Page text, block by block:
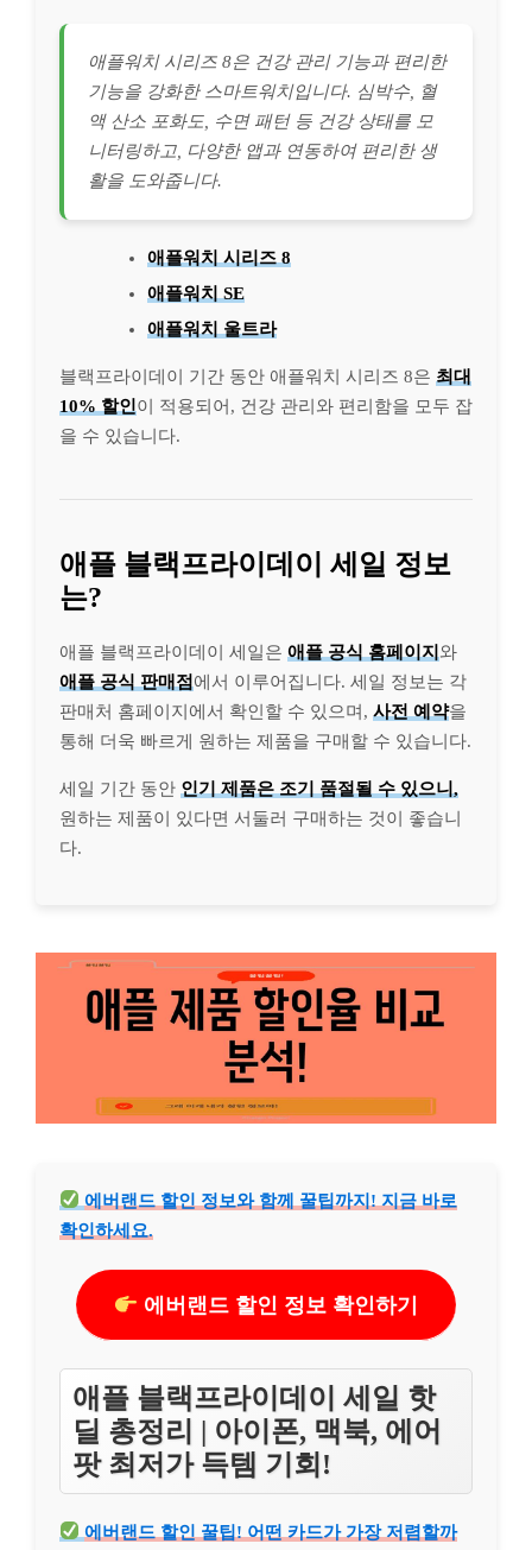
애플워치 시리즈 8은 건강 관리 기능과 편리한
기능을 강화한 스마트워치입니다. 심박수, 혈
액 산소 포화도, 수면 패턴 등 건강 상태를 모
니터링하고, 다양한 앱과 연동하여 편리한 생
활을 도와줍니다.
애플워치 시리즈 8
애플워치 SE
애플워치 울트라
블랙프라이데이 기간 동안 애플워치 시리즈 8은 최대
10% 할인이 적용되어, 건강 관리와 편리함을 모두 잡
을 수 있습니다.
애플 블랙프라이데이 세일 정보
는?
애플 블랙프라이데이 세일은 애플 공식 홈페이지 와
애플 공식 판매점 에서 이루어집니다. 세일 정보는 각
판매처 홈페이지에서 확인할 수 있으며, 사전 예약을
통해 더욱 빠르게 원하는 제품을 구매할 수 있습니다.
세일 기간 동안 인기 제품은 조기 품절될 수 있으니,
원하는 제품이 있다면 서둘러 구매하는 것이 좋습니
다.
에버랜드 할인 정보와 함께 꿀팁까지! 지금 바로
확인하세요.
에버랜드 할인 정보 확인하기
애플 블랙프라이데이 세일 핫
딜 총정리 | 아이폰, 맥북, 에어
팟 최저가 득템 기회!
에버랜드 할인 꿀팁! 어떤 카드가 가장 저렴할까